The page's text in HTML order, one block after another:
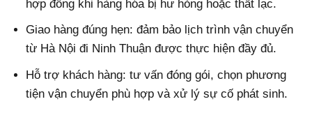
hợp đồng khi hàng hóa bị hư hỏng hoặc thất lạc.
Giao hàng đúng hẹn: đảm bảo lịch trình vận chuyển
từ Hà Nội đi Ninh Thuận được thực hiện đầy đủ.
Hỗ trợ khách hàng: tư vấn đóng gói, chọn phương
tiện vận chuyển phù hợp và xử lý sự cố phát sinh.